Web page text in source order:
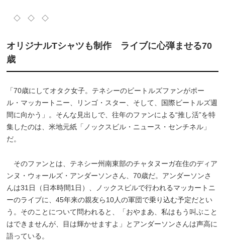
◇ ◇ ◇
オリジナルTシャツも制作 ライブに心弾ませる70
歳
「70歳にしてオタク女子。テネシーのビートルズファンがポー
ル・マッカートニー、リンゴ・スター、そして、国際ビートルズ週
間に向かう」。そんな見出しで、往年のファンによる“推し活”を特
集したのは、米地元紙「ノックスビル・ニュース・センチネル」
だ。
そのファンとは、テネシー州南東部のチャタヌーガ在住のディア
ンヌ・ウォールズ・アンダーソンさん、70歳だ。アンダーソンさ
んは31日（日本時間1日）、ノックスビルで行われるマッカートニ
ーのライブに、45年来の親友ら10人の軍団で乗り込む予定だとい
う。そのことについて問われると、「おやまあ、私はもう叫ぶこと
はできませんが、目は輝かせますよ」とアンダーソンさんは声高に
語っている。